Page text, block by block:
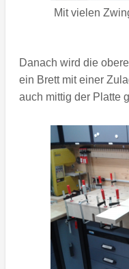
Mit vielen
Danach wird die
ein Brett mit einer
auch mittig der Platte